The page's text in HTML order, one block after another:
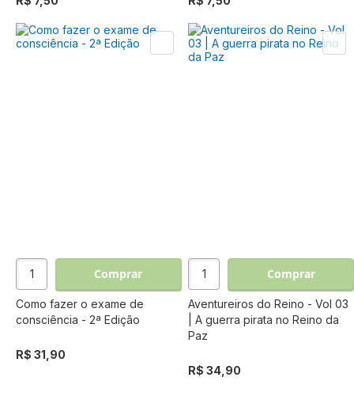
Comprar
Como fazer o exame de
consciência - 2ª Edição
R$ 31,90
Comprar
Aventureiros do Reino - Vol 03
| A guerra pirata no Reino da
Paz
R$ 34,90